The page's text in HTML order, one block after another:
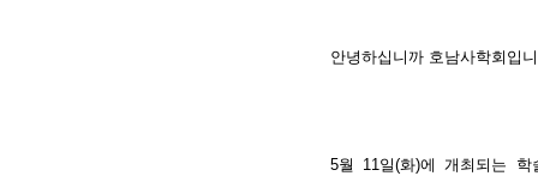
안녕하십니까 호남사학회입
5월 11일(화)에 개최되는 학